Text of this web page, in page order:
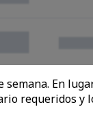
En
requeridos y